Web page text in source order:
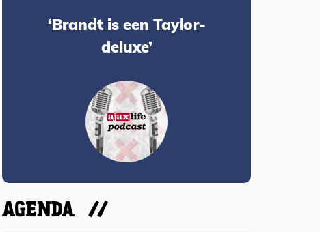
‘Brandt is een Taylor-
deluxe’
AGENDA